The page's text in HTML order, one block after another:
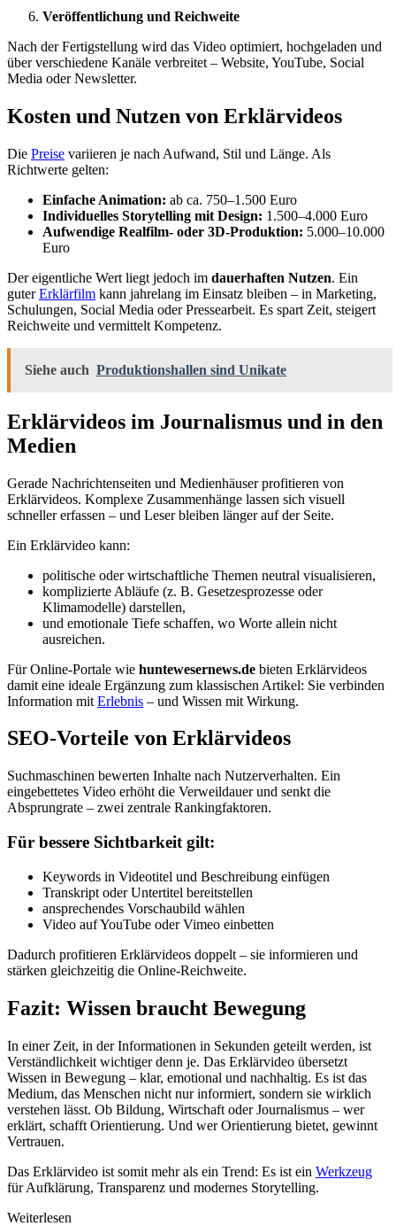
Veröffentlichung und Reichweite
Nach der Fertigstellung wird das Video optimiert, hochgeladen und
über verschiedene Kanäle verbreitet – Website, YouTube, Social
Media oder Newsletter.
Kosten und Nutzen von Erklärvideos
Die Preise variieren je nach Aufwand, Stil und Länge. Als
Richtwerte gelten:
Einfache Animation: ab ca. 750–1.500 Euro
Individuelles Storytelling mit Design: 1.500–4.000 Euro
Aufwendige Realfilm- oder 3D-Produktion: 5.000–10.000
Euro
Der eigentliche Wert liegt jedoch im dauerhaften Nutzen. Ein
guterErklärfilm kann jahrelang im Einsatz bleiben – in Marketing,
Schulungen, Social Media oder Pressearbeit. Es spart Zeit, steigert
Reichweite und vermittelt Kompetenz.
Siehe auch Produktionshallen sind Unikate
Erklärvideos im Journalismus und in den
Medien
Gerade Nachrichtenseiten und Medienhäuser profitieren von
Erklärvideos. Komplexe Zusammenhänge lassen sich visuell
schneller erfassen – und Leser bleiben länger auf der Seite.
Ein Erklärvideo kann:
politische oder wirtschaftliche Themen neutral visualisieren,
komplizierte Abläufe (z. B. Gesetzesprozesse oder
Klimamodelle) darstellen,
und emotionale Tiefe schaffen, wo Worte allein nicht
ausreichen.
Für Online-Portale wie huntewesernews.de bieten Erklärvideos
damit eine ideale Ergänzung zum klassischen Artikel: Sie verbinden
Information mit Erlebnis – und Wissen mit Wirkung.
SEO-Vorteile von Erklärvideos
Suchmaschinen bewerten Inhalte nach Nutzerverhalten. Ein
eingebettetes Video erhöht die Verweildauer und senkt die
Absprungrate – zwei zentrale Rankingfaktoren.
Für bessere Sichtbarkeit gilt:
Keywords in Videotitel und Beschreibung einfügen
Transkript oder Untertitel bereitstellen
ansprechendes Vorschaubild wählen
Video auf YouTube oder Vimeo einbetten
Dadurch profitieren Erklärvideos doppelt – sie informieren und
stärken gleichzeitig die Online-Reichweite.
Fazit: Wissen braucht Bewegung
In einer Zeit, in der Informationen in Sekunden geteilt werden, ist
Verständlichkeit wichtiger denn je. Das Erklärvideo übersetzt
Wissen in Bewegung – klar, emotional und nachhaltig. Es ist das
Medium, das Menschen nicht nur informiert, sondern sie wirklich
verstehen lässt. Ob Bildung, Wirtschaft oder Journalismus – wer
erklärt, schafft Orientierung. Und wer Orientierung bietet, gewinnt
Vertrauen.
Das Erklärvideo ist somit mehr als ein Trend: Es ist ein Werkzeug
für Aufklärung, Transparenz und modernes Storytelling.
Weiterlesen